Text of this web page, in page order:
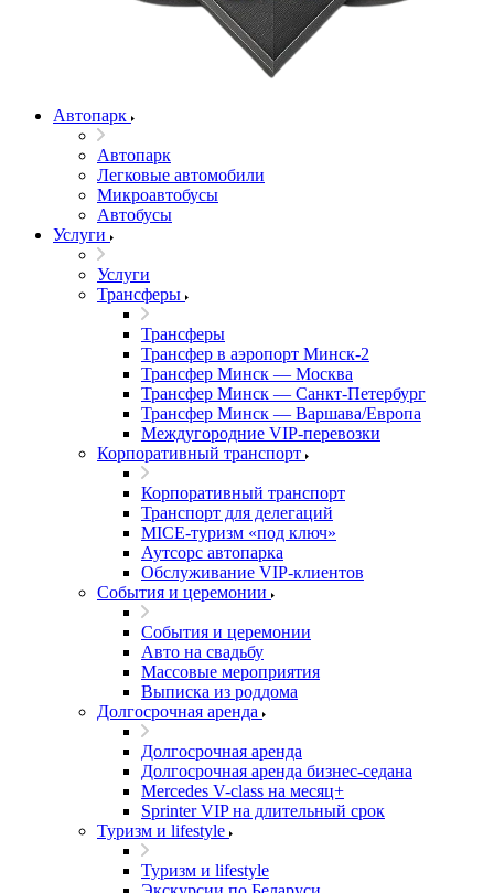
Автопарк
Автопарк
Легковые автомобили
Микроавтобусы
Автобусы
Услуги
Услуги
Трансферы
Трансферы
Трансфер в аэропорт Минск-2
Трансфер Минск — Москва
Трансфер Минск — Санкт-Петербург
Трансфер Минск — Варшава/Европа
Междугородние VIP-перевозки
Корпоративный транспорт
Корпоративный транспорт
Транспорт для делегаций
MICE-туризм «под ключ»
Аутсорс автопарка
Обслуживание VIP-клиентов
События и церемонии
События и церемонии
Авто на свадьбу
Массовые мероприятия
Выписка из роддома
Долгосрочная аренда
Долгосрочная аренда
Долгосрочная аренда бизнес-седана
Mercedes V-class на месяц+
Sprinter VIP на длительный срок
Туризм и lifestyle
Туризм и lifestyle